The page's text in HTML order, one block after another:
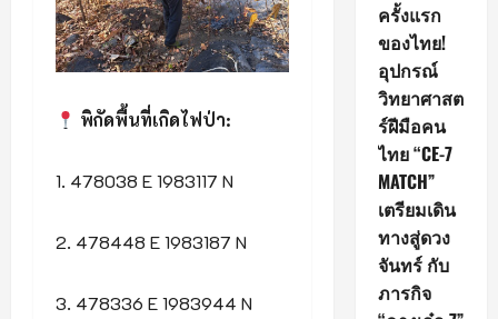
พิกัดพื้นที่เกิดไฟป่า:
1. 478038 E 1983117 N
2. 478448 E 1983187 N
3. 478336 E 1983944 N
ครั้งแรก
ของไทย!
อุปกรณ์
วิทยาศาสต
ร์ฝีมือคน
ไทย “CE-7
MATCH”
เตรียมเดิน
ทางสู่ดวง
จันทร์ กับ
ภารกิจ